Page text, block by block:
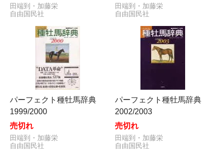
田端到・加藤栄
自由国民社
田端到・加藤栄
自由国民社
パーフェクト種牡馬辞典
1999/2000
売切れ
田端到・加藤栄
自由国民社
パーフェクト種牡馬辞典
2002/2003
売切れ
田端到・加藤栄
自由国民社